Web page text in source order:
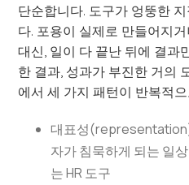
단순합니다. 도구가 엉뚱한
다. 포용이 실제로 만들어지
대신, 일이 다 끝난 뒤에 결과
한 결과, 성과가 부진한 거의
에서 세 가지 패턴이 반복적
대표성
자가 침묵하게 되는 일
는 HR 도구